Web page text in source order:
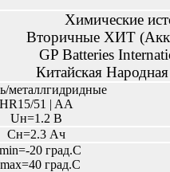
Химические
Вторичные ХИТ
GP Batteries
Китайская
металлгидридные
HR15/51 | AA
Uн=1.2 В
Сн=2.3 Ач
20 град.С
град.С